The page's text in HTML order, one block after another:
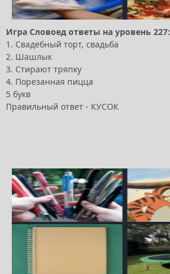
Игра Словоед ответы на уровень 227:
1. Свадебный торт, свадьба
2. Шашлык
3. Стирают тряпку
4. Порезанная пицца
5 букв
Правильный ответ - КУСОК